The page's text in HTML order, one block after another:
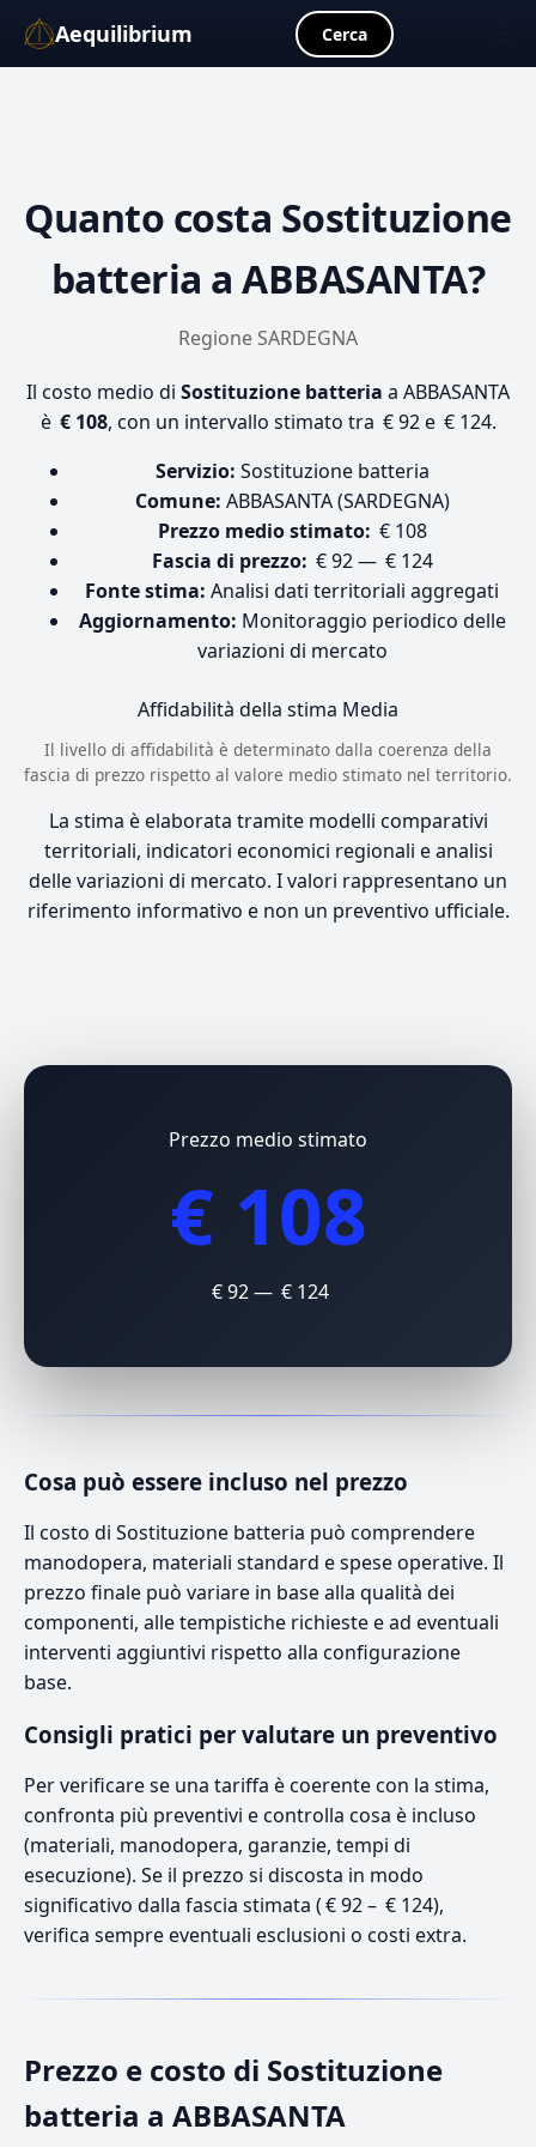
Aequilibrium Cerca
Quanto costa Sostituzione
batteria a ABBASANTA?
Regione SARDEGNA
Il costo medio di Sostituzione batteria a ABBASANTA
è € 108, con un intervallo stimato tra € 92 e € 124.
Servizio: Sostituzione batteria
Comune: ABBASANTA (SARDEGNA)
Prezzo medio stimato: € 108
Fascia di prezzo: € 92 — € 124
Fonte stima: Analisi dati territoriali aggregati
Aggiornamento: Monitoraggio periodico delle
variazioni di mercato
Affidabilità della stima Media
Il livello di affidabilità è determinato dalla coerenza della
fascia di prezzo rispetto al valore medio stimato nel territorio.
La stima è elaborata tramite modelli comparativi
territoriali, indicatori economici regionali e analisi
delle variazioni di mercato. I valori rappresentano un
riferimento informativo e non un preventivo ufficiale.
Prezzo medio stimato
€ 108
€ 92 — € 124
Cosa può essere incluso nel prezzo
Il costo di Sostituzione batteria può comprendere
manodopera, materiali standard e spese operative. Il
prezzo finale può variare in base alla qualità dei
componenti, alle tempistiche richieste e ad eventuali
interventi aggiuntivi rispetto alla configurazione
base.
Consigli pratici per valutare un preventivo
Per verificare se una tariffa è coerente con la stima,
confronta più preventivi e controlla cosa è incluso
(materiali, manodopera, garanzie, tempi di
esecuzione). Se il prezzo si discosta in modo
significativo dalla fascia stimata ( € 92 – € 124),
verifica sempre eventuali esclusioni o costi extra.
Prezzo e costo di Sostituzione
batteria a ABBASANTA